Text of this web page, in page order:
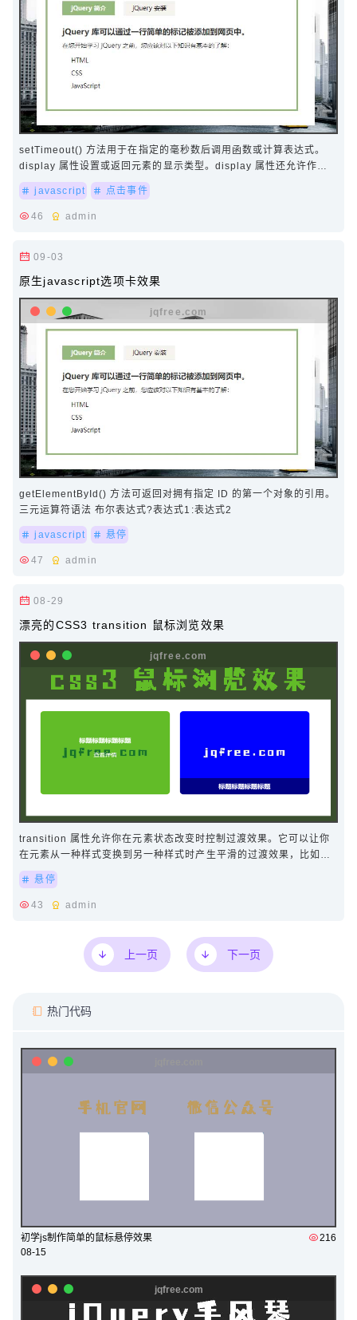
setTimeout() 方法用于在指定的毫秒数后调用函数或计算表达式。
display 属性设置或返回元素的显示类型。display 属性还允许作者
显示或隐藏一个元素。与 visibilit…
javascript 点击事件
46 admin
09-03
原生javascript选项卡效果
getElementById() 方法可返回对拥有指定 ID 的第一个对象的引用。
三元运算符语法 布尔表达式?表达式1:表达式2
javascript 悬停
47 admin
08-29
漂亮的CSS3 transition 鼠标浏览效果
transition 属性允许你在元素状态改变时控制过渡效果。它可以让你
在元素从一种样式变换到另一种样式时产生平滑的过渡效果，比如从
一种颜色渐变到另一种颜色，或者…
悬停
43 admin
上一页 下一页
热门代码
初学js制作简单的鼠标悬停效果
216
08-15